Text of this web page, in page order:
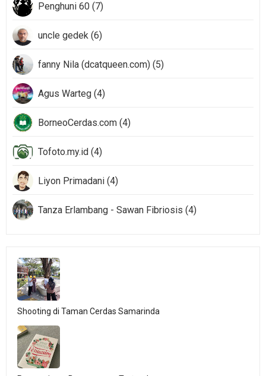
Penghuni 60 (7)
uncle gedek (6)
fanny Nila (dcatqueen.com) (5)
Agus Warteg (4)
BorneoCerdas.com (4)
Tofoto.my.id (4)
Liyon Primadani (4)
Tanza Erlambang - Sawan Fibriosis (4)
Shooting di Taman Cerdas Samarinda